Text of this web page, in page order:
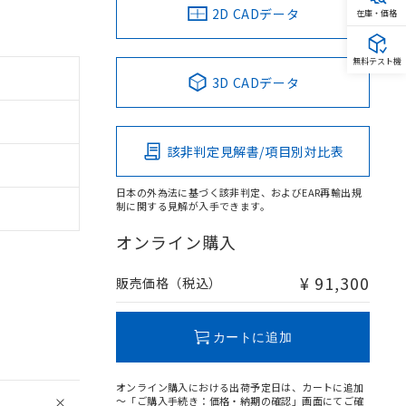
2D CADデータ
3D CADデータ
該非判定見解書/項目別対比表
日本の外為法に基づく該非判定、およびEAR再輸出規
制に関する見解が入手できます。
オンライン購入
販売価格（税込） ¥ 91,300
カートに追加
オンライン購入における出荷予定日は、カートに追加
～「ご購入手続き：価格・納期の確認」画面にてご確
在庫・価格
無料テスト機